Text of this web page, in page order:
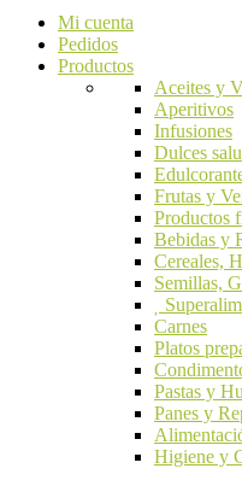
Mi cuenta
Pedidos
Productos
Aceites y
Aperitivos
Infusiones
Dulces
Frutas y
Productos
Bebidas y
Cereales,
Semillas,
Carnes
Platos
Pastas y
Panes y
Higiene y